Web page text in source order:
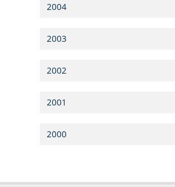
2004
2003
2002
2001
2000